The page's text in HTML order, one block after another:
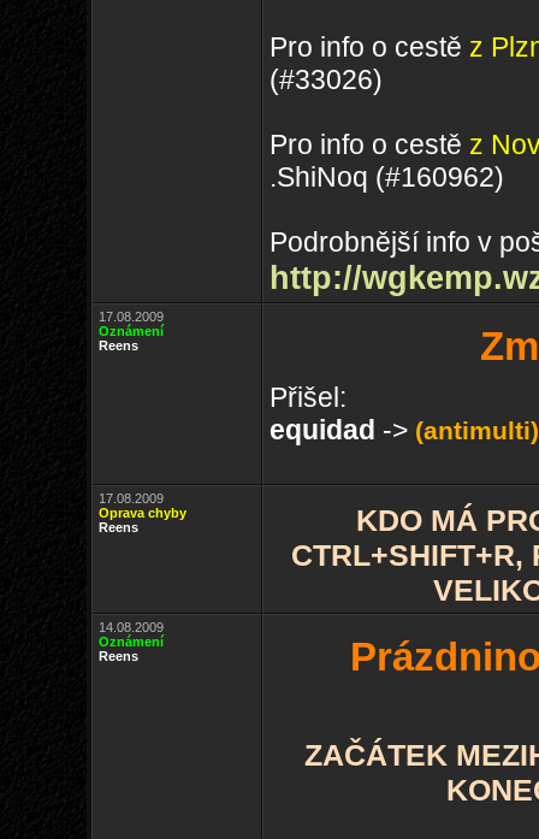
Pro info o cestě z
(#33026)
Pro info o cestě z
.ShiNoq (#160962)
Podrobnější info v
http://
17.08.2009
Oznámení
Reens
Přišel:
equidad -> (antimulti)
17.08.2009
Oprava chyby
Reens
KDO MÁ
CTRL+SHIFT+R,
14.08.2009
Oznámení
Reens
ZAČÁTEK